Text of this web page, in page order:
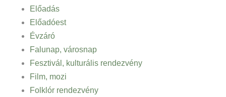
Előadás
Előadóest
Évzáró
Falunap, városnap
Fesztivál, kulturális rendezvény
Film, mozi
Folklór rendezvény